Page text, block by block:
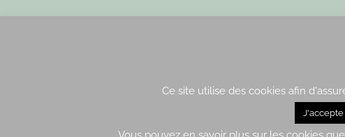
Envoyez nous un email
Ce site utilise des cookies afin
J'accepte